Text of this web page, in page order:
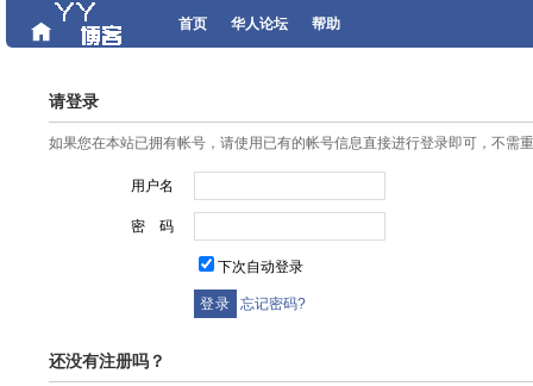
首页 华人论坛 帮助
请登录
如果您在本站已拥有帐号，请使用已有的帐号信息直接进行登录即可，不需
用户名
密 码
下次自动登录
忘记密码?
还没有注册吗？